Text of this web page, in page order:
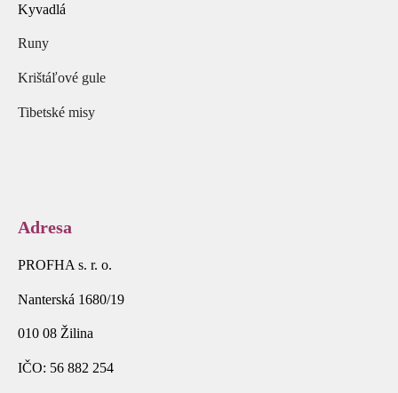
Kyvadlá
Runy
Krištáľové gule
Tibetské misy
Adresa
PROFHA s. r. o.
Nanterská 1680/19
010 08 Žilina
IČO: 56 882 254